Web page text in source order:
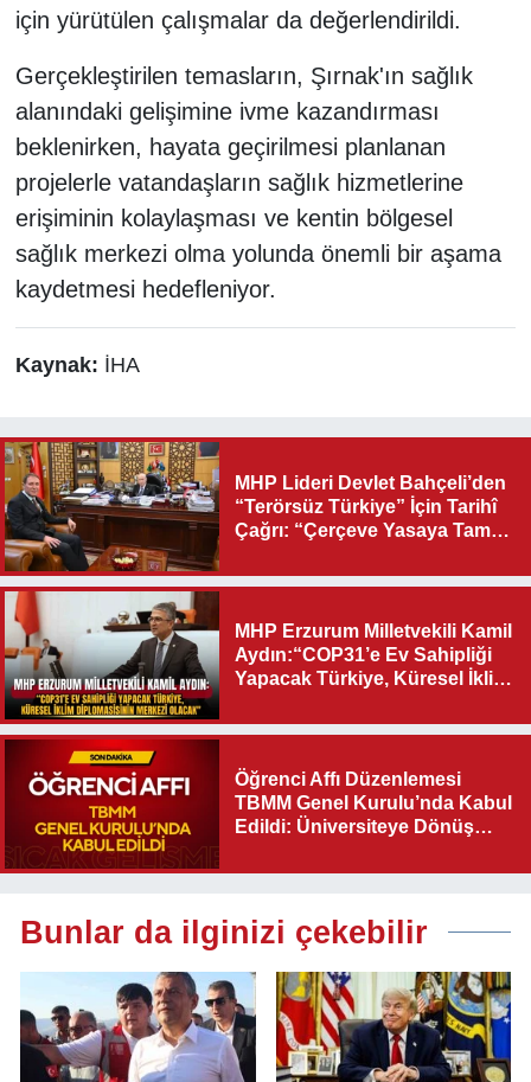
için yürütülen çalışmalar da değerlendirildi.
Gerçekleştirilen temasların, Şırnak'ın sağlık
alanındaki gelişimine ivme kazandırması
beklenirken, hayata geçirilmesi planlanan
projelerle vatandaşların sağlık hizmetlerine
erişiminin kolaylaşması ve kentin bölgesel
sağlık merkezi olma yolunda önemli bir aşama
kaydetmesi hedefleniyor.
Kaynak: İHA
MHP Lideri Devlet Bahçeli’den
“Terörsüz Türkiye” İçin Tarihî
Çağrı: “Çerçeve Yasaya Tam
MHP Erzurum Milletvekili Kamil
Aydın:“COP31’e Ev Sahipliği
Yapacak Türkiye, Küresel İklim
Olacak"
Öğrenci Affı Düzenlemesi
TBMM Genel Kurulu’nda Kabul
Edildi: Üniversiteye Dönüş
Bunlar da ilginizi çekebilir